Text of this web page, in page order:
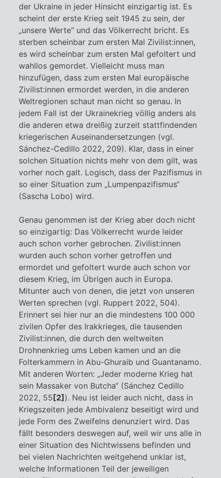
der Ukraine in jeder Hinsicht einzigartig ist. Es
scheint der erste Krieg seit 1945 zu sein, der
„unsere Werte“ und das Völkerrecht bricht. Es
sterben scheinbar zum ersten Mal Zivilist:innen,
es wird scheinbar zum ersten Mal gefoltert und
wahllos gemordet. Vielleicht muss man
hinzufügen, dass zum ersten Mal europäische
Zivilist:innen ermordet werden, in die anderen
Weltregionen schaut man nicht so genau. In
jedem Fall ist der Ukrainekrieg völlig anders als
die anderen etwa dreißig zurzeit stattfindenden
kriegerischen Auseinandersetzungen (vgl.
Sánchez-Cedillo 2022, 209). Klar, dass in einer
solchen Situation nichts mehr von dem gilt, was
vorher noch galt. Logisch, dass der Pazifismus in
so einer Situation zum „Lumpenpazifismus“
(Sascha Lobo) wird.
Genau genommen ist der Krieg aber doch nicht
so einzigartig: Das Völkerrecht wurde leider
auch schon vorher gebrochen. Zivilist:innen
wurden auch schon vorher getroffen und
ermordet und gefoltert wurde auch schon vor
diesem Krieg, im Übrigen auch in Europa.
Mitunter auch von denen, die jetzt von unseren
Werten sprechen (vgl. Ruppert 2022, 504).
Erinnert sei hier nur an die mindestens 100 000
zivilen Opfer des Irakkrieges, die tausenden
Zivilist:innen, die durch den weltweiten
Drohnenkrieg ums Leben kamen und an die
Folterkammern in Abu-Ghuraib und Guantanamo.
Mit anderen Worten: „Jeder moderne Krieg hat
sein Massaker von Butcha“ (Sánchez Cedillo
2022, 55 [2] ). Neu ist leider auch nicht, dass in
Kriegszeiten jede Ambivalenz beseitigt wird und
jede Form des Zweifelns denunziert wird. Das
fällt besonders deswegen auf, weil wir uns alle in
einer Situation des Nichtwissens befinden und
bei vielen Nachrichten weitgehend unklar ist,
welche Informationen Teil der jeweiligen